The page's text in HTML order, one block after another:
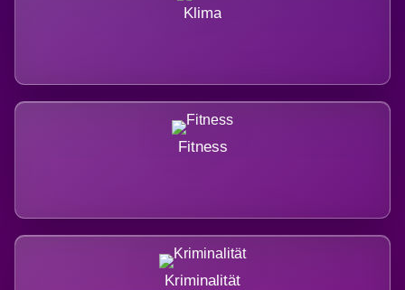
Klima
Fitness
Kriminalität